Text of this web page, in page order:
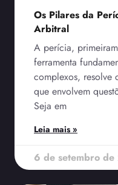
Os Pilares da
Arbitral
A perícia,
ferramenta
complexos, resolve
que envolvem
Seja em
Leia mais »
6 de setembro